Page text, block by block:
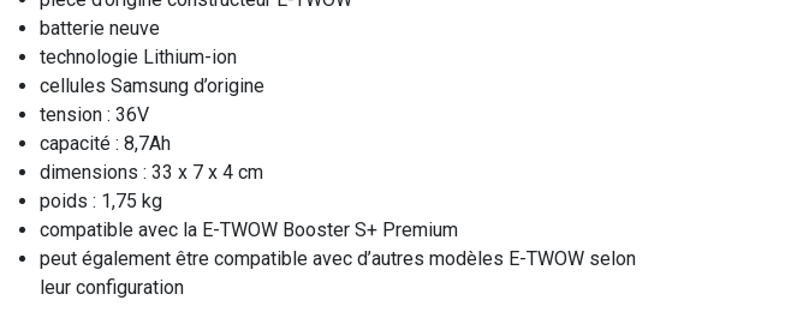
batterie neuve
technologie Lithium-ion
cellules Samsung d’origine
tension : 36V
capacité : 8,7Ah
dimensions : 33 x 7 x 4 cm
poids : 1,75 kg
compatible avec la E-TWOW Booster S+ Premium
peut également être compatible avec d’autres modèles E-TWOW selon
leur configuration